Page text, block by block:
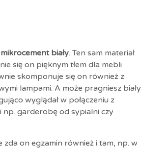
mikrocementbiały. Ten sam materiał
się on pięknym tłem dla mebli
skomponuje się on również z
lampami. A może pragniesz biały
wyglądał w połączeniu z
np. garderobę od sypialni czy
on egzamin również i tam, np. w